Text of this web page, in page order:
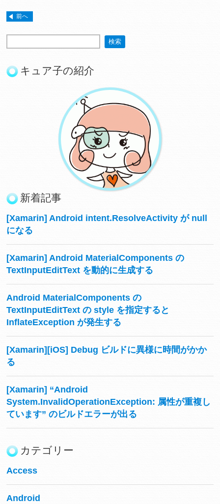
前へ
キュア子の紹介
新着記事
[Xamarin] Android intent.ResolveActivity が null
になる
[Xamarin] Android MaterialComponents の
TextInputEditText を動的に生成する
Android MaterialComponents の
TextInputEditText の style を指定すると
InflateException が発生する
[Xamarin][iOS] Debug ビルドに異様に時間がかか
る
[Xamarin] “Android
System.InvalidOperationException: 属性が重複し
ています” のビルドエラーが出る
カテゴリー
Access
Android